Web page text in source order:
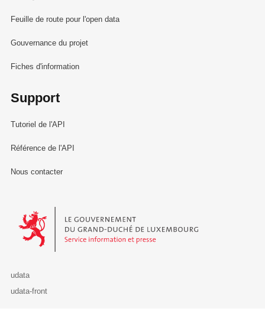
Feuille de route pour l'open data
Gouvernance du projet
Fiches d'information
Support
Tutoriel de l'API
Référence de l'API
Nous contacter
Le Gouvernement du Grand-Duché de Luxembourg - Service
udata
udata-front